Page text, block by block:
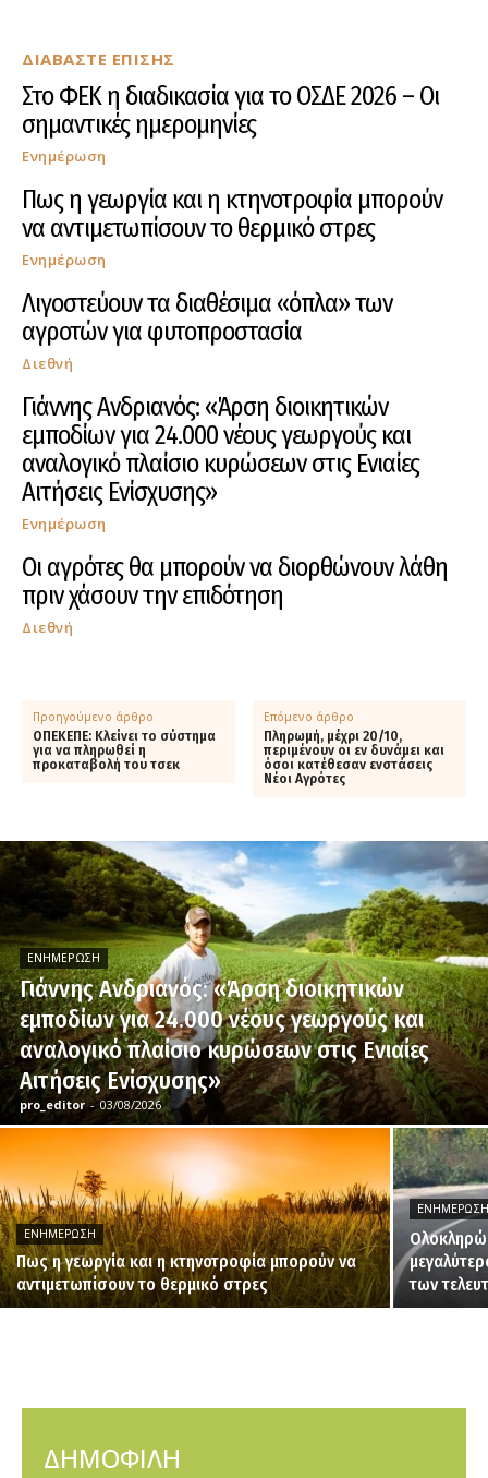
ΔΙΑΒΑΣΤΕ ΕΠΙΣΗΣ
Στο ΦΕΚ η διαδικασία για το ΟΣΔΕ 2026 – Οι
σημαντικές ημερομηνίες
Ενημέρωση
Πως η γεωργία και η κτηνοτροφία μπορούν
να αντιμετωπίσουν το θερμικό στρες
Ενημέρωση
Λιγοστεύουν τα διαθέσιμα «όπλα» των
αγροτών για φυτοπροστασία
Διεθνή
Γιάννης Ανδριανός: «Άρση διοικητικών
εμποδίων για 24.000 νέους γεωργούς και
αναλογικό πλαίσιο κυρώσεων στις Ενιαίες
Αιτήσεις Ενίσχυσης»
Ενημέρωση
Οι αγρότες θα μπορούν να διορθώνουν λάθη
πριν χάσουν την επιδότηση
Διεθνή
Προηγούμενο άρθρο
ΟΠΕΚΕΠΕ: Κλείνει το σύστημα
για να πληρωθεί η
προκαταβολή του τσεκ
Επόμενο άρθρο
Πληρωμή, μέχρι 20/10,
περιμένουν οι εν δυνάμει και
όσοι κατέθεσαν ενστάσεις
Νέοι Αγρότες
ΕΝΗΜΈΡΩΣΗ
Γιάννης Ανδριανός: «Άρση διοικητικών
εμποδίων για 24.000 νέους γεωργούς και
αναλογικό πλαίσιο κυρώσεων στις Ενιαίες
Αιτήσεις Ενίσχυσης»
pro_editor - 03/08/2026
ΕΝΗΜΈΡΩΣΗ
Πως η γεωργία και η κτηνοτροφία μπορούν να
αντιμετωπίσουν το θερμικό στρες
των
ΔΗΜΟΦΙΛΗ